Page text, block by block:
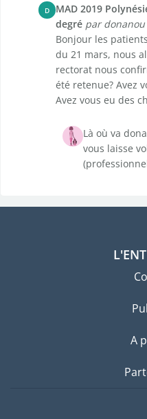
D
MAD 2019
degré par donanou
Bonjour les
du 21 mars, nous
rectorat nous
été retenue? Avez
Avez vous eu des
Là où va
vous laisse
A